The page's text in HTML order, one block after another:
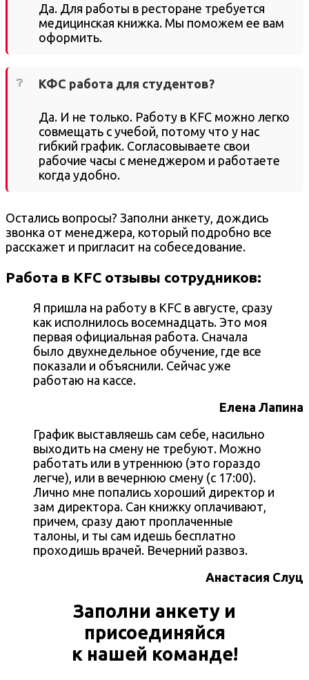
Да. Для работы в ресторане требуется
медицинская книжка. Мы поможем ее вам
оформить.
КФС работа для студентов?
Да. И не только. Работу в KFC можно легко
совмещать с учебой, потому что у нас
гибкий график. Согласовываете свои
рабочие часы с менеджером и работаете
когда удобно.
Остались вопросы? Заполни анкету, дождись
звонка от менеджера, который подробно все
расскажет и пригласит на собеседование.
Работа в KFC отзывы сотрудников:
Я пришла на работу в KFC в августе, сразу
как исполнилось восемнадцать. Это моя
первая официальная работа. Сначала
было двухнедельное обучение, где все
показали и объяснили. Сейчас уже
работаю на кассе.
Елена Лапина
График выставляешь сам себе, насильно
выходить на смену не требуют. Можно
работать или в утреннюю (это гораздо
легче), или в вечернюю смену (с 17:00).
Лично мне попались хороший директор и
зам директора. Сан книжку оплачивают,
причем, сразу дают проплаченные
талоны, и ты сам идешь бесплатно
проходишь врачей. Вечерний развоз.
Анастасия Слуц
Заполни анкету и
присоединяйся
к нашей команде!